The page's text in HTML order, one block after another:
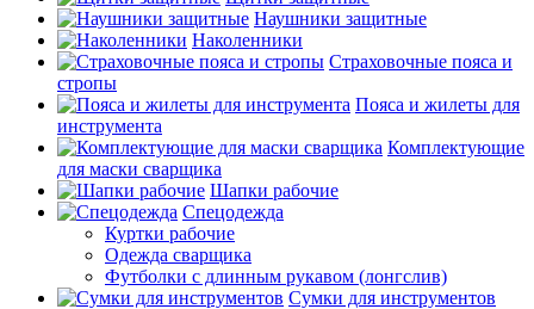
Наушники защитные
Наколенники
Страховочные пояса и
стропы
Пояса и жилеты для
инструмента
Комплектующие
для маски сварщика
Шапки рабочие
Спецодежда
Куртки рабочие
Одежда сварщика
Футболки с длинным рукавом (лонгслив)
Сумки для инструментов